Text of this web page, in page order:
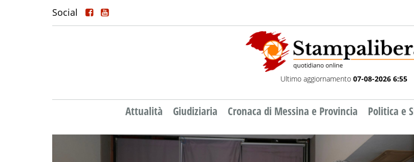
Social
Ultimo aggiornamento 07-08-2026 6:55
Attualità Giudiziaria Cronaca di Messina e Provincia Politica e